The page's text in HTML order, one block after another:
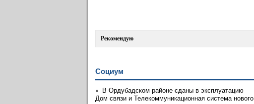
Рекомендую
Социум
В Ордубадском районе сданы в эксплуатацию
Дом связи и Телекоммуникационная система нового